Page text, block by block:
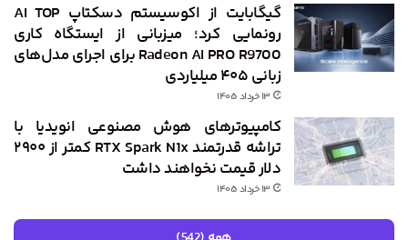
گیگابایت از اکوسیستم دسکتاپ AI TOP
رونمایی کرد؛ میزبانی از ایستگاه کاری
Radeon AI PRO R9700 برای اجرای مدل‌های
زبانی ۴۰۵ میلیاردی
۱۳ خرداد ۱۴۰۵
کامپیوترهای هوش مصنوعی انویدیا با
تراشه قدرتمند RTX Spark N1x کمتر از ۲۹۰۰
دلار قیمت نخواهند داشت
۱۳ خرداد ۱۴۰۵